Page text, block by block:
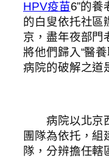
HPV疫苗6”的養
的白叟依托社區
京，盡年夜部門
將他們歸入“醫
病院的破解之道
病院以北京西
團隊為依托，組
隊，分辨擔任轄